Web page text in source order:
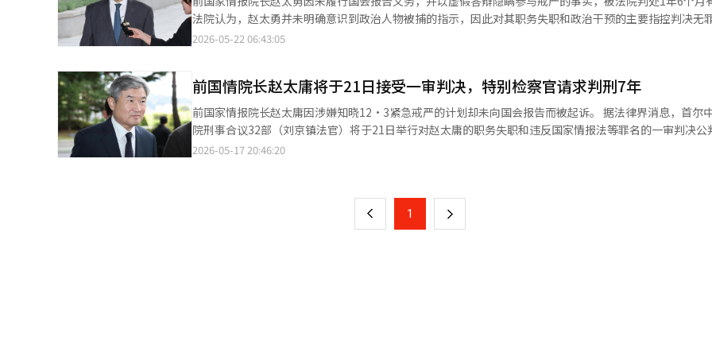
判例和法律适用的可能性。 警方计划通过获取资料和调查相关人员，确认选管会是否遵守投票用纸分配标准及其决策
过程。 法务部长郑成浩也提到了此次事件的严重性。 郑成浩部长表示：“这是严重侵犯民主基础和国民不可侵犯权
利的重大问题”，并期待“尽快采取包括特别检察官或国政调查在内的强有力且有效的措施，以便让国民信
起。 宪法法院于5日接收了两起因投票用纸不足而侵犯参政权的宪法诉讼。 这两起诉讼均由普通市民提出，核心主张
是选管会未准备足够数量的投票用纸，导致选举权受到侵害。 与此同时，因谴责投票用纸不足而要求重选的市民集会
已持续三天。 当天，在首尔松坡区奥林匹克公园手球场附近，要求重选的市民聚集进行集会。参与者在开票所出入口
附近高喊重选口号。 此次集会被认为是自发进行，没有单独的主办团体。参与者举着写有重选要求的标语牌，挥舞着
国旗参与集会。自前一天起留在现场过夜的市民也随处可见。 根据警方非正式估算，前一天集会参与人数曾达到数万
当时，现场聚集的市民阻止投票箱的搬出，并进行了抗议，经过两天的对峙，警方于5日上午将投票箱运走。 此后
法院认为，赵太勇并未明确意识到政治人物被捕的指示，因此对其职务失职和政治干预的主要指控判决无罪。 首
央地方法院刑事合议32部（法官柳京镇）于21日对赵太勇因职务失职、违反国家情报院法、违反国会证言
锡悦前总统的戒严宣布及政治人物逮捕计划，却未向国会情报委员会报告。 法院承认赵太勇在戒严当天确实从总统府
收到与戒严相关的文件。然而，法院认为，难以确认他是否明确接收到洪长源前国家情报院第一副院长关
逮捕指示的内容。 法院指出：“被告人可能将从洪前副院长那里收到的内容视为戒严过程中出现的传闻，因此无法认
为他具体意识到政治人物被捕的事实，进而无法确认根据国家情报院法的国会报告义务。” 关于洪前副院长的行踪被
单独提供给执政党，是否涉及政治干预的指控，法院也作出无罪判决。法院认为，缺乏客观证据证明赵太勇
会国政调查过程中，虚假陈述未收到戒严文件的部分有罪。 法院指出：“作为国家情报院长，被告人应认真解答公众
疑虑，如有错误应承担责任。然而，他却为减轻和隐瞒自己的责任，编写虚假答辩书并提交国会，甚至在宪
2026-05-22 06:43:05
前国情院长赵太庸将于21日接受一审判决，特别检察官请求判刑7年
前国家情报院长赵太庸因涉嫌知晓12·3紧急戒严的计划却未向国会报告而被起诉。 据法律界消息，首尔中央地方法
院刑事合议32部（刘京镇法官）将于21日举行对赵太庸的职务失职和违反国家情报法等罪名的一审判决公判。
庸于2024年12月3日紧急戒严期间未履行国情院长的职责，去年11月被赵恩石内乱特别检察官团队逮捕起诉。
结束后，洪前副院长的行踪被记录在国情院的闭路电视（CCTV）视频中，仅提供给执政党，而自己的行踪
供给在野党，涉嫌违反国家情报法中禁止政治干预的义务。 同时，赵太庸还被指控在国会和宪法法院作伪证，并向国
会内乱嫌疑真相调查特别委员会提交虚假答辩书，此外还涉及参与删除尹锡悦前总统和洪前副院长的密话手
2026-05-17 20:46:20
上 1 下